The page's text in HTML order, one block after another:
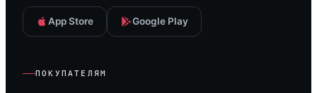
App Store Google Play
ПОКУПАТЕЛЯМ